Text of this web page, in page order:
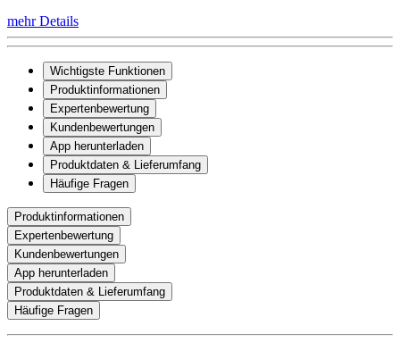
mehr Details
Wichtigste Funktionen
Produktinformationen
Expertenbewertung
Kundenbewertungen
App herunterladen
Produktdaten & Lieferumfang
Häufige Fragen
Produktinformationen
Expertenbewertung
Kundenbewertungen
App herunterladen
Produktdaten & Lieferumfang
Häufige Fragen